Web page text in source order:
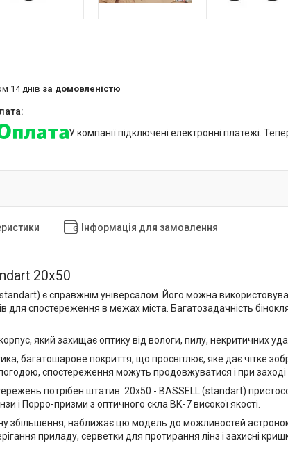
14 днів за домовленістю
У компанії підключені електронні платежі.
Інформація для замовлення
20x50
є справжнім універсалом. Його можна
для спостереження в межах міста. Багатозадачність
який захищає оптику від вологи, пилу, некритичних
багатошарове покриття, що просвітлює, яке дає чітке
спостереження можуть продовжуватися і при заході
потрібен штатив: 20x50 - BASSELL (standart)
і Порро-призми з оптичного скла ВК-7 високої якості.
збільшення, наближає цю модель до можливостей
приладу, серветки для протирання лінз і захисні